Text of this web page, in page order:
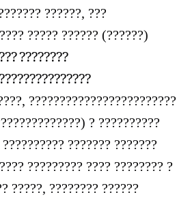
??????, ???
????? ?????? (??????)
????????
, ????????????????????????
) ? ??????????
??????? ???????
????????? ???? ???????? ?
?????, ???????? ??????